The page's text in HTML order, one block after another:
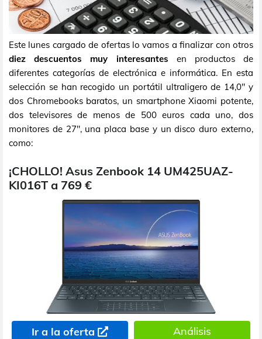
Este lunes cargado de ofertas lo vamos a finalizar con otros
diez descuentos muy interesantes en productos de
diferentes categorías de electrónica e informática. En esta
selección se han recogido un portátil ultraligero de 14,0" y
dos Chromebooks baratos, un smartphone Xiaomi potente,
dos televisores de menos de 500 euros cada uno, dos
monitores de 27", una placa base y un disco duro externo,
como:
¡CHOLLO! Asus Zenbook 14 UM425UAZ-
KI016T a 769 €
Ir a la oferta Análisis